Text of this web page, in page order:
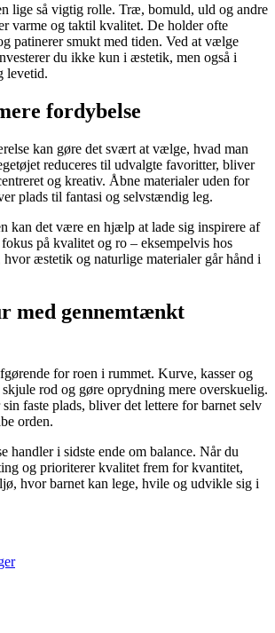
lige så vigtig rolle. Træ, bomuld, uld og andre
varme og taktil kvalitet. De holder ofte
patinerer smukt med tiden. Ved at vælge
du ikke kun i æstetik, men også i
levetid.
fordybelse
kan gøre det svært at vælge, hvad man
reduceres til udvalgte favoritter, bliver
og kreativ. Åbne materialer uden for
plads til fantasi og selvstændig leg.
kan det være en hjælp at lade sig inspirere af
på kvalitet og ro – eksempelvis hos
hvor æstetik og naturlige materialer går hånd i
med gennemtænkt
for roen i rummet. Kurve, kasser og
rod og gøre oprydning mere overskuelig.
faste plads, bliver det lettere for barnet selv
orden.
handler i sidste ende om balance. Når du
og prioriterer kvalitet frem for kvantitet,
hvor barnet kan lege, hvile og udvikle sig i